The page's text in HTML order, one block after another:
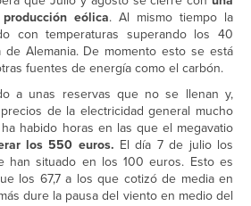
eólica. Al mismo tiempo la
con temperaturas superando los 40
Alemania. De momento esto se está
fuentes de energía como el carbón.
a unas reservas que no se llenan y,
de la electricidad general mucho
habido horas en las que el megavatio
los 550 euros. El día 7 de julio los
han situado en los 100 euros. Esto es
los 67,7 a los que cotizó de media en
dure la pausa del viento en medio del